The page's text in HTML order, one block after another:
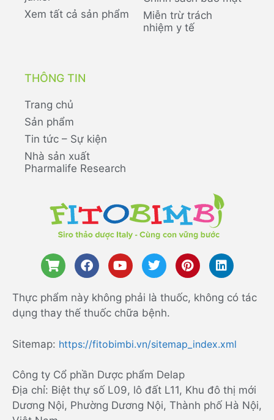
Xem tất cả sản phẩm
Miễn trừ trách
nhiệm y tế
THÔNG TIN
Trang chủ
Sản phẩm
Tin tức – Sự kiện
Nhà sản xuất
Pharmalife Research
Thực phẩm này không phải là thuốc, không có tác
dụng thay thế thuốc chữa bệnh.
Sitemap: https://fitobimbi.vn/sitemap_index.xml
Công ty Cổ phần Dược phẩm Delap
Địa chỉ: Biệt thự số L09, lô đất L11, Khu đô thị mới
Dương Nội, Phường Dương Nội, Thành phố Hà Nội,